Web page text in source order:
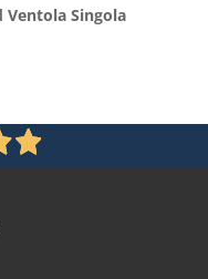
€ 12,90.
Ventola Singola